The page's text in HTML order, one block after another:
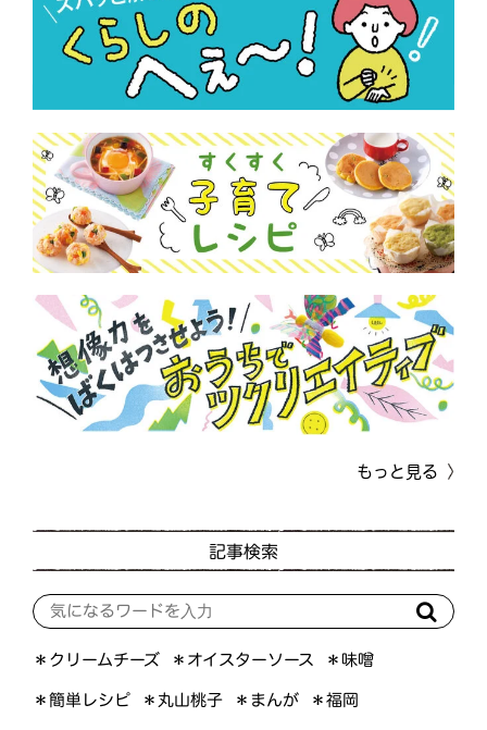
もっと見る
記事検索
＊クリームチーズ ＊オイスターソース ＊味噌
＊簡単レシピ ＊丸山桃子 ＊まんが ＊福岡